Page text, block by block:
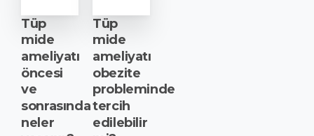
Tüp
mide
ameliyatı
öncesi
ve
sonrasında
neler
Tüp
mide
ameliyatı
obezite
probleminde
tercih
edilebilir